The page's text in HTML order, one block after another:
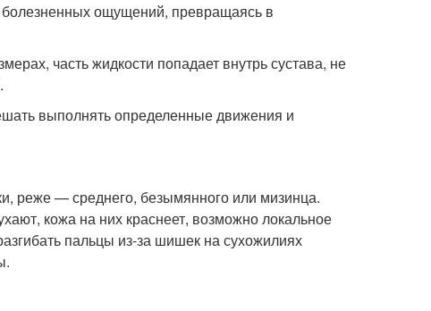
болезненных ощущений, превращаясь в
часть жидкости попадает внутрь сустава, не
выполнять определенные движения и
реже — среднего, безымянного или мизинца.
кожа на них краснеет, возможно локальное
пальцы из-за шишек на сухожилиях